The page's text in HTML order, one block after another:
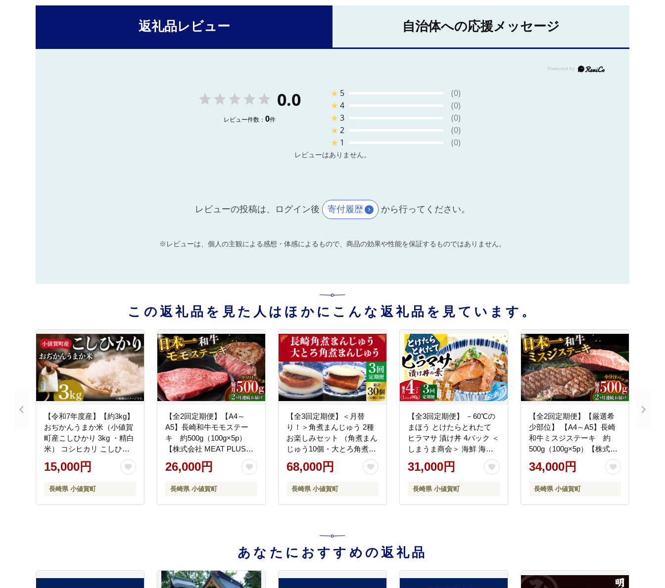
返礼品レビュー 自治体への応援メッセージ
0.0
レビュー件数： 0件
★ 5
(0)
★4
(0)
★3
(0)
★2
(0)
★ 1 (0)
レビューはありません。
レビューの投稿は、ログイン後 寄付履歴 から行ってください。
※レビューは、個人の主観による感想・体感によるもので、商品の効果や性能を保証するものではありません。
この返礼品を見た人はほかにこんな返礼品を見ています。
【令和7年度産】【約3kg】
おぢかんうまか米（小値賀
町産こしひかり 3kg ・精白
米） コシヒカリ こしひか
り お米 常温 [DAB010]
15,000円
長崎県 小値賀町
【全2回定期便】【A4～
A5】長崎和牛モモステー
キ 約500g（100g×5p）
【株式会社 MEAT PLUS】
26,000円
長崎県 小値賀町
【全3回定期便】＜月替
り！＞角煮まんじゅう 2種
お楽しみセット （角煮まん
じゅう10個・大とろ角煮ま
んじゅう10個）≪小値賀町
≫ 【岩崎本舗】 [DBG063]
68,000円
長崎県 小値賀町
【全3回定期便】 －60℃の
まほう とけたらとれたて
ヒラマサ 漬け丼 4パック ＜
しまうま商会＞ 海鮮 海鮮
丼 丼 ひらまさ 刺身 簡単調
理 時短 [DAB052]
31,000円
長崎県 小値賀町
【全2回定期便】【厳選希
少部位】 【A4～A5】長崎
和牛ミスジステーキ 約
500g（100g×5p）【株式会
社 MEAT PLUS】 [DBS149]
34,000円
長崎県 小値賀町
あなたにおすすめの返礼品